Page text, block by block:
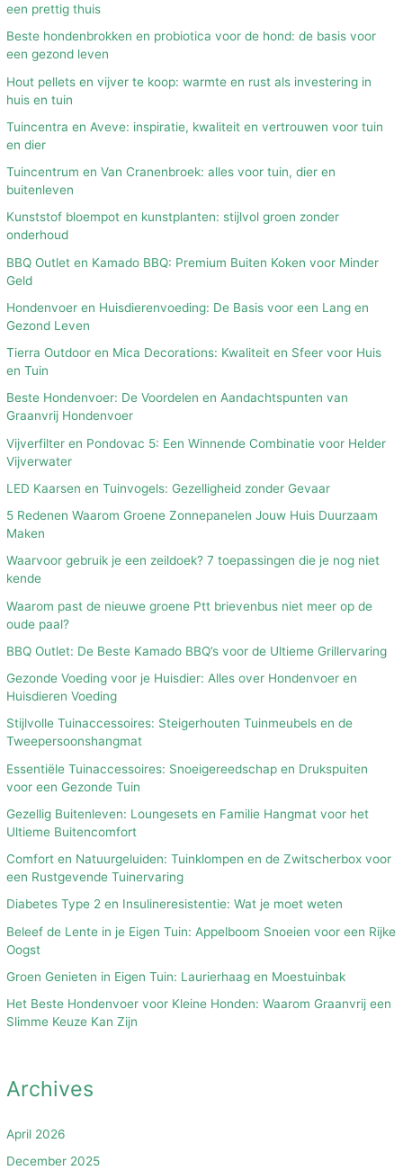
een prettig thuis
Beste hondenbrokken en probiotica voor de hond: de basis voor
een gezond leven
Hout pellets en vijver te koop: warmte en rust als investering in
huis en tuin
Tuincentra en Aveve: inspiratie, kwaliteit en vertrouwen voor tuin
en dier
Tuincentrum en Van Cranenbroek: alles voor tuin, dier en
buitenleven
Kunststof bloempot en kunstplanten: stijlvol groen zonder
onderhoud
BBQ Outlet en Kamado BBQ: Premium Buiten Koken voor Minder
Geld
Hondenvoer en Huisdierenvoeding: De Basis voor een Lang en
Gezond Leven
Tierra Outdoor en Mica Decorations: Kwaliteit en Sfeer voor Huis
en Tuin
Beste Hondenvoer: De Voordelen en Aandachtspunten van
Graanvrij Hondenvoer
Vijverfilter en Pondovac 5: Een Winnende Combinatie voor Helder
Vijverwater
LED Kaarsen en Tuinvogels: Gezelligheid zonder Gevaar
5 Redenen Waarom Groene Zonnepanelen Jouw Huis Duurzaam
Maken
Waarvoor gebruik je een zeildoek? 7 toepassingen die je nog niet
kende
Waarom past de nieuwe groene Ptt brievenbus niet meer op de
oude paal?
BBQ Outlet: De Beste Kamado BBQ’s voor de Ultieme Grillervaring
Gezonde Voeding voor je Huisdier: Alles over Hondenvoer en
Huisdieren Voeding
Stijlvolle Tuinaccessoires: Steigerhouten Tuinmeubels en de
Tweepersoonshangmat
Essentiële Tuinaccessoires: Snoeigereedschap en Drukspuiten
voor een Gezonde Tuin
Gezellig Buitenleven: Loungesets en Familie Hangmat voor het
Ultieme Buitencomfort
Comfort en Natuurgeluiden: Tuinklompen en de Zwitscherbox voor
een Rustgevende Tuinervaring
Diabetes Type 2 en Insulineresistentie: Wat je moet weten
Beleef de Lente in je Eigen Tuin: Appelboom Snoeien voor een Rijke
Oogst
Groen Genieten in Eigen Tuin: Laurierhaag en Moestuinbak
Het Beste Hondenvoer voor Kleine Honden: Waarom Graanvrij een
Slimme Keuze Kan Zijn
Archives
April 2026
December 2025